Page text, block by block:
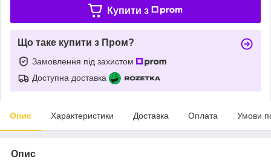
Купити з
Що таке купити з Пром?
Замовлення під захистом
Доступна доставка
Опис Характеристики Доставка Оплата Умови
Опис